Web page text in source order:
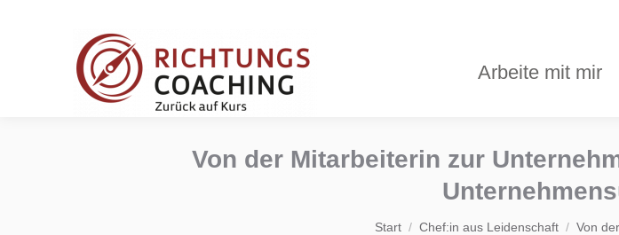
Arbeite mit mir
Von der Mitarbeiterin zur
Sie befinden sich hier:
Start Chef:in aus Leidenschaft Von